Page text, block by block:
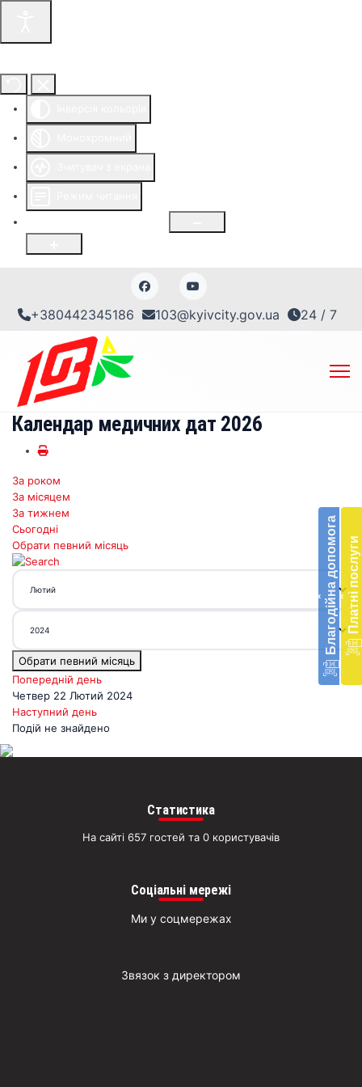
+380442345186 103@kyivcity.gov.ua 24 / 7
‹ Благодійна допомогав
‹ Платні послуги
Календар медичних дат 2026
За роком
За місяцем
За тижнем
Сьогодні
Обрати певний місяць
Обрати певний місяць
Попередній день
Четвер 22 Лютий 2024
Наступний день
Подій не знайдено
Статистика
На сайті 657 гостей та 0 користувачів
Соціальні мережі
Ми у соцмережах
Звязок з директором